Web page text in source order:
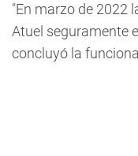
"En marzo de 2022
Atuel seguramente
concluyó la